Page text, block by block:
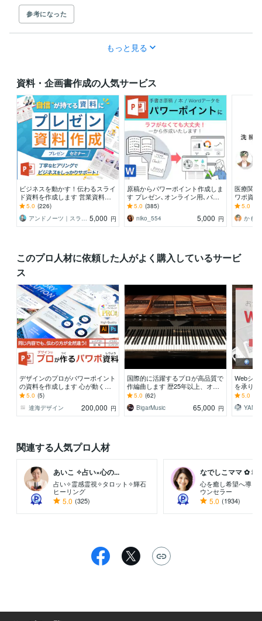
参考になった
もっと見る
資料・企画書作成の人気サービス
ビジネスを動かす！伝わるスライ
ド資料を作成します 営業資料・
プレゼン資料・企画書・セミナー
資料のパワポ作成
5.0 (226)
5,000 円
原稿からパワーポイント作成しま
す プレゼン､オンライン用､パン
フなど､一から作成します
5.0 (385)
niko_554
5,000 円
医療関
ワポ資
ライド
5.0
このプロ人材に依頼した人がよく購入しているサービ
ス
デザインのプロがパワーポイント
の資料を作成します 心が動く！
ビジネスが動く！あなたに最強ビ
5.0 (5)
達海デザイン
200,000 円
国際的に活躍するプロが高品質で
作編曲します 歴25年以上、オリ
ジナル曲の作曲編曲、カラオケ音
源のアレンジ
5.0 (62)
BigarMusic
65,000 円
Webシ
を承り
5年以上!
い!
5.0
関連する人気プロ人材
あいこ ✧占い×心の...
占い✧霊感霊視✧タロット✧輝石
ヒーリング
5.0 (325)
なでしこママ ✿ 幸
心を癒し希望へ導く
ウンセラー
5.0 (1934)